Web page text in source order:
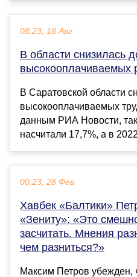
08:23, 18 Авг
В области снизилась
высокооплачиваемых
В Саратовской области
высокооплачиваемых
данным РИА Новости,
насчитали 17,7%, а в
00:23, 28 Фев
Хавбек «Балтики»
«Зениту»: «Это
засчитать. Мнения
чем разниться?»
Максим Петров убежден,